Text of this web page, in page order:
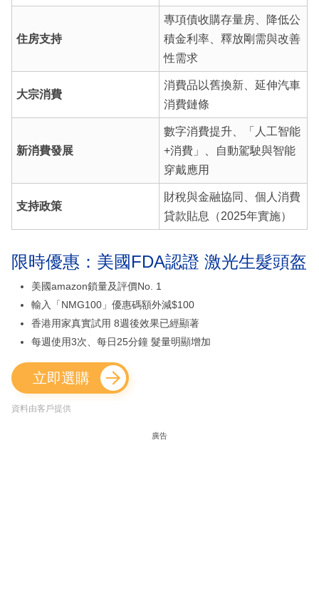
住房支持
專項債收購存量房、降低公
積金利率、釋放剛需與改善
性需求
大宗消費
消費品以舊換新、延伸汽車
消費鏈條
新消費發展
數字消費提升、「人工智能
+消費」、自動駕駛與智能
穿戴應用
支持政策
財稅與金融協同、個人消費
貸款貼息（2025年實施）
限時優惠：美國FDA認證 激光生髮頭盔
美國amazon鎖量及評價No. 1
輸入「NMG100」優惠碼額外減$100
香港用家真實試用 8週後效果已經顯著
每週使用3次、每日25分鐘 髮量明顯增加
立即選購
資料由客戶提供
廣告